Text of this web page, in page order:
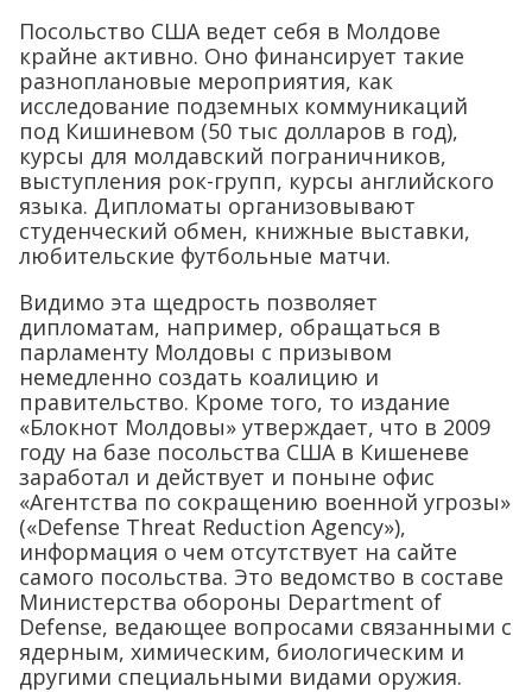
Посольство США ведет себя в Молдове
крайне активно. Оно финансирует такие
разноплановые мероприятия, как
исследование подземных коммуникаций
под Кишиневом (50 тыс долларов в год),
курсы для молдавский пограничников,
выступления рок-групп, курсы английского
языка. Дипломаты организовывают
студенческий обмен, книжные выставки,
любительские футбольные матчи.
Видимо эта щедрость позволяет
дипломатам, например, обращаться в
парламенту Молдовы с призывом
немедленно создать коалицию и
правительство. Кроме того, то издание
«Блокнот Молдовы» утверждает, что в 2009
году на базе посольства США в Кишеневе
заработал и действует и поныне офис
«Агентства по сокращению военной угрозы»
(«Defense Threat Reduction Agency»),
информация о чем отсутствует на сайте
самого посольства. Это ведомство в составе
Министерства обороны Department of
Defense, ведающее вопросами связанными с
ядерным, химическим, биологическим и
другими специальными видами оружия.